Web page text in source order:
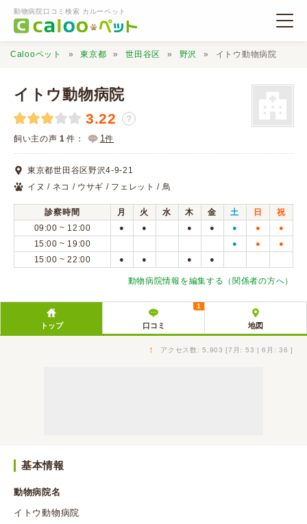
動物病院口コミ検索 カルーペット
動物病院検索
口コミ検索
Calooペットとは？
口コミ投稿
Calooペット 東京都 世田谷区 野沢 イトウ動物病院
イトウ動物病院
3.22 ？
飼い主の声 1 件： 1件
東京都世田谷区野沢4-9-21
イヌ / ネコ / ウサギ / フェレット / 鳥
診察時間 月 火 水 木 金 土 日
祝
09:00 ~ 12:00
● ● ● ● ● ● ●
15:00 ~ 19:00 ● ● ●
15:00 ~ 22:00 ● ● ● ●
動物病院情報を編集する（関係者の方へ）
トップ 口コミ
1
地図
↑ アクセス数: 5,903 [7月: 53 | 6月: 36 ]
基本情報
動物病院名
イトウ動物病院